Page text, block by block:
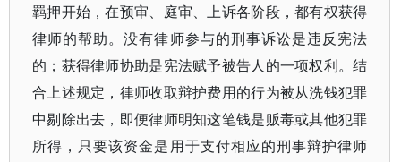
羁押开始，在预审、庭审、上诉各阶段，都有权获得
律师的帮助。没有律师参与的刑事诉讼是违反宪法
的；获得律师协助是宪法赋予被告人的一项权利。结
合上述规定，律师收取辩护费用的行为被从洗钱犯罪
中剔除出去，即便律师明知这笔钱是贩毒或其他犯罪
所得，只要该资金是用于支付相应的刑事辩护律师